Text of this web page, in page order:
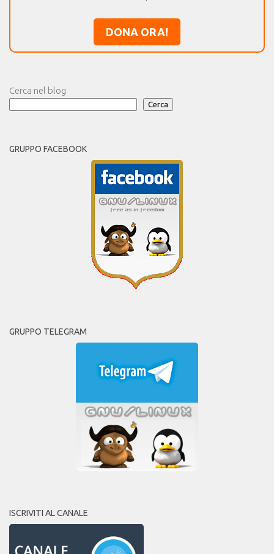
DONA ORA!
Cerca nel blog
Cerca
GRUPPO FACEBOOK
GRUPPO TELEGRAM
ISCRIVITI AL CANALE